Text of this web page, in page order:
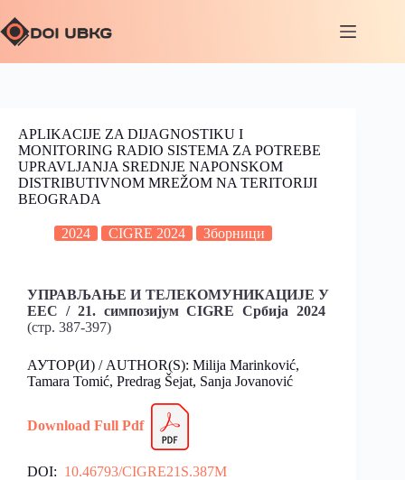
APLIKACIJE ZA DIJAGNOSTIKU I
MONITORING RADIO SISTEMA ZA POTREBE
UPRAVLJANJA SREDNJE NAPONSKOM
DISTRIBUTIVNOM MREŽOM NA TERITORIJI
BEOGRADA
2024 CIGRE 2024 Зборници
УПРАВЉАЊЕ И ТЕЛЕКОМУНИКАЦИЈЕ У
ЕЕС / 21. симпозијум CIGRE Србија 2024
(стр. 387-397)
АУТОР(И) / AUTHOR(S): Milija Marinković,
Tamara Tomić, Predrag Šejat, Sanja Jovanović
Download Full Pdf
DOI: 10.46793/CIGRE21S.387M